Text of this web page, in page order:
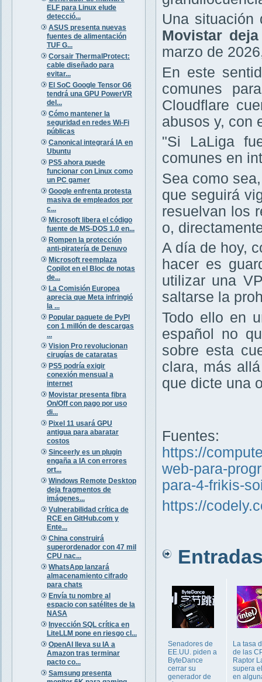
ELF para Linux elude
detecció...
ASUS presenta nuevas
fuentes de alimentación
TUF G...
Corsair ThermalProtect:
cable diseñado para
evitar...
El SoC Google Tensor G6
tendrá una GPU PowerVR
del...
Cómo mantener la
seguridad en redes Wi-Fi
públicas
Canonical integrará IA en
Ubuntu
PS5 ahora puede
funcionar con Linux como
un PC gamer
Google enfrenta protesta
masiva de empleados por
c...
Microsoft libera el código
fuente de MS-DOS 1.0 en...
Rompen la protección
anti-piratería de Denuvo
Microsoft reemplaza
Copilot en el Bloc de notas
de...
La Comisión Europea
aprecia que Meta infringió
la ...
Popular paquete de PyPI
con 1 millón de descargas
...
Vision Pro revolucionan
cirugías de cataratas
PS5 podría exigir
conexión mensual a
internet
Movistar presenta fibra
On/Off con pago por uso
di...
Pixel 11 usará GPU
antigua para abaratar
costos
Sinceerly es un plugin
engaña a IA con errores
ort...
Windows Remote Desktop
deja fragmentos de
imágenes...
Vulnerabilidad crítica de
RCE en GitHub.com y
Ente...
China construirá
superordenador con 47 mil
CPU nac...
WhatsApp lanzará
almacenamiento cifrado
para chats
Envía tu nombre al
espacio con satélites de la
NASA
Inyección SQL crítica en
LiteLLM pone en riesgo cl...
OpenAI lleva su IA a
Amazon tras terminar
pacto co...
Samsung presenta
Una
Movistar
marzo de
En este
comunes
Cloudflare
abusos y, con
"Si LaLiga
comunes en
Sea como
que seguirá
resuelvan los
o,
A día de hoy,
hacer es
utilizar una
saltarse la
Todo ello en
español no
sobre esta
clara, más
que dicte una
Fuentes:
https://
web-para-
para-4-frikis-
https://
Entradas
Senadores de
EE.UU. piden a
ByteDance
cerrar su
generador de
La tasa
de las
Raptor
supera
en